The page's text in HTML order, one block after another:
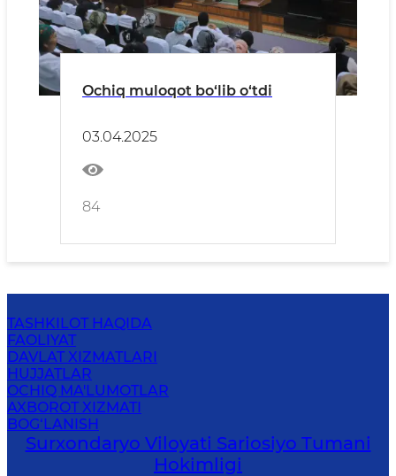
Ochiq muloqot bo‘lib o‘tdi
03.04.2025
84
TASHKILOT HAQIDA
FAOLIYAT
DAVLAT XIZMATLARI
HUJJATLAR
OCHIQ MA'LUMOTLAR
AXBOROT XIZMATI
BOG‘LANISH
Surxondaryo Viloyati Sariosiyo Tumani
Hokimligi